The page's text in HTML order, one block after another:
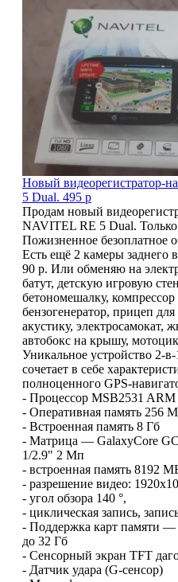
Новый видеорегистратор-
5 Dual. 495 р
Продам новый
NAVITEL RE 5 Dual.
Пожизненное безоплатное
Есть ещё 2 камеры
90 р. Или обменяю на
батут, детскую игровую
бетономешалку,
бензогенератор, прицеп
акустику, электросамокат,
автобокс на крышу,
Уникальное устройство 2-
сочетает в себе
полноценного GPS-
- Процессор MSB2531
- Оперативная память 256
- Встроенная память 8 Гб
- Матрица — GalaxyCore
1/2.9" 2 Мп
- встроенная память 8192
- разрешение видео:
- угол обзора 140 °,
- циклическая запись,
- Поддержка карт памяти
до 32 Гб
- Сенсорный экран TFT
- Датчик удара (G-сенсор)